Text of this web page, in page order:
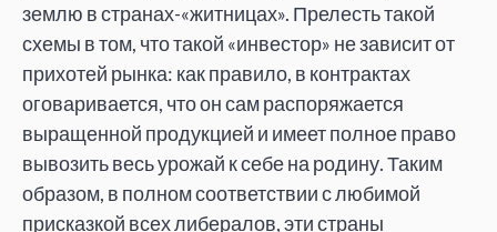
землю в странах-«житницах». Прелесть такой
схемы в том, что такой «инвестор» не зависит от
прихотей рынка: как правило, в контрактах
оговаривается, что он сам распоряжается
выращенной продукцией и имеет полное право
вывозить весь урожай к себе на родину. Таким
образом, в полном соответствии с любимой
присказкой всех либералов, эти страны